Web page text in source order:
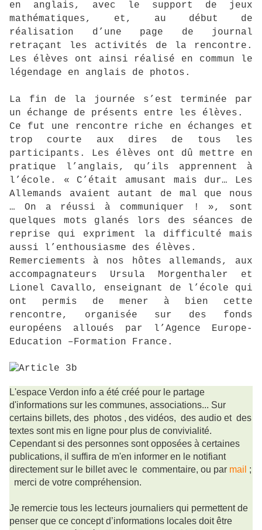
en anglais, avec le support de jeux
mathématiques, et, au début de
réalisation d’une page de journal
retraçant les activités de la rencontre.
Les élèves ont ainsi réalisé en commun le
légendage en anglais de photos.
La fin de la journée s’est terminée par
un échange de présents entre les élèves.
Ce fut une rencontre riche en échanges et
trop courte aux dires de tous les
participants. Les élèves ont dû mettre en
pratique l’anglais, qu’ils apprennent à
l’école. « C’était amusant mais dur… Les
Allemands avaient autant de mal que nous
… On a réussi à communiquer ! », sont
quelques mots glanés lors des séances de
reprise qui expriment la difficulté mais
aussi l’enthousiasme des élèves.
Remerciements à nos hôtes allemands, aux
accompagnateurs Ursula Morgenthaler et
Lionel Cavallo, enseignant de l’école qui
ont permis de mener à bien cette
rencontre, organisée sur des fonds
européens alloués par l’Agence Europe-
Education –Formation France.
L'espace Verdon info a été créé pour le partage
d'informations sur les communes, associations... Sur
certains billets, des photos , des vidéos, des audio et des
textes sont mis en ligne pour plus de convivialité.
Cependant si des personnes sont opposées à certaines
publications, il suffira de m'en informer en le notifiant
directement sur le billet avec le commentaire, ou par mail ;
merci de votre compréhension.
Je remercie tous les lecteurs journaliers qui permettent de
penser que ce concept d’informations locales doit être